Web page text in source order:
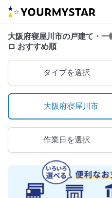
大阪府寝屋川市の戸建て・
ロ おすすめ順
タイプを選択
大阪府寝屋川市
作業日を選択